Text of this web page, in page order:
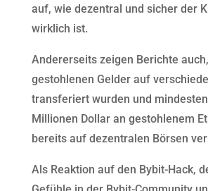
auf, wie dezentral und sicher der
wirklich ist.
Andererseits zeigen Berichte
gestohlenen Gelder auf
transferiert wurden und
Millionen Dollar an gestohlenem
bereits auf dezentralen Börsen
Als Reaktion auf den Bybit-Hack,